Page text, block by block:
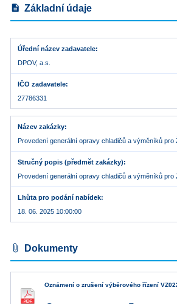
description Základní údaje
Úřední název zadavatele
DPOV, a.s.
IČO zadavatele
27786331
Název zakázky
Provedení generální opravy chladičů a výměníků pro
Stručný popis (předmět zakázky)
Provedení generální opravy chladičů a výměníků pro
Lhůta pro podání nabídek
18. 06. 2025 10:00:00
attach_file Dokumenty
Oznámení o zrušení výběrového řízení